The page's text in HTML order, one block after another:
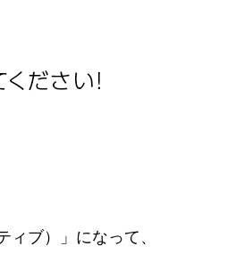
ブ）」になって、